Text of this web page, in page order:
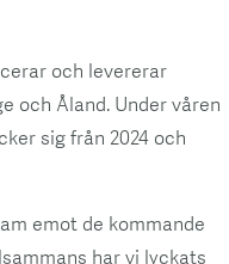
och levererar
och Åland. Under våren
sig från 2024 och
emot de kommande
har vi lyckats